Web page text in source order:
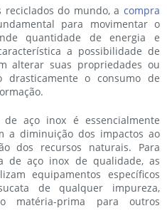
do mundo, a compra
para movimentar o
quantidade de energia e
a possibilidade de
alterar suas propriedades ou
drasticamente o consumo de
de aço inox é essencialmente
a diminuição dos impactos ao
dos recursos naturais. Para
de aço inox de qualidade, as
equipamentos específicos
de qualquer impureza,
matéria-prima para outros